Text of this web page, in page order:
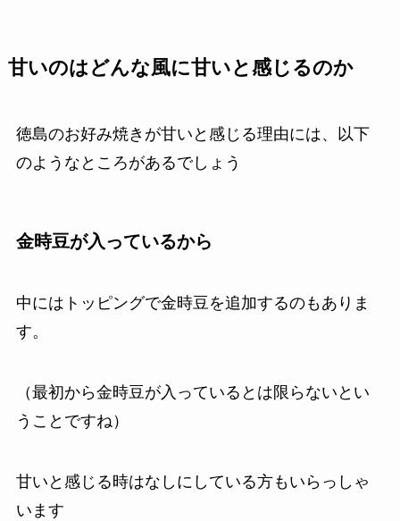
甘いのはどんな風に甘いと感じるのか
徳島のお好み焼きが甘いと感じる理由には、以下
のようなところがあるでしょう
金時豆が入っているから
中にはトッピングで金時豆を追加するのもありま
す。
（最初から金時豆が入っているとは限らないとい
うことですね）
甘いと感じる時はなしにしている方もいらっしゃ
います